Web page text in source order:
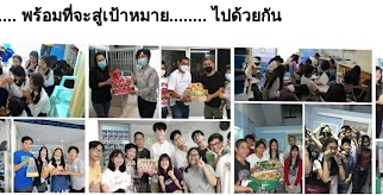
พร้อมที่จะสู่เป้าหมาย........ ไปด้วยกัน